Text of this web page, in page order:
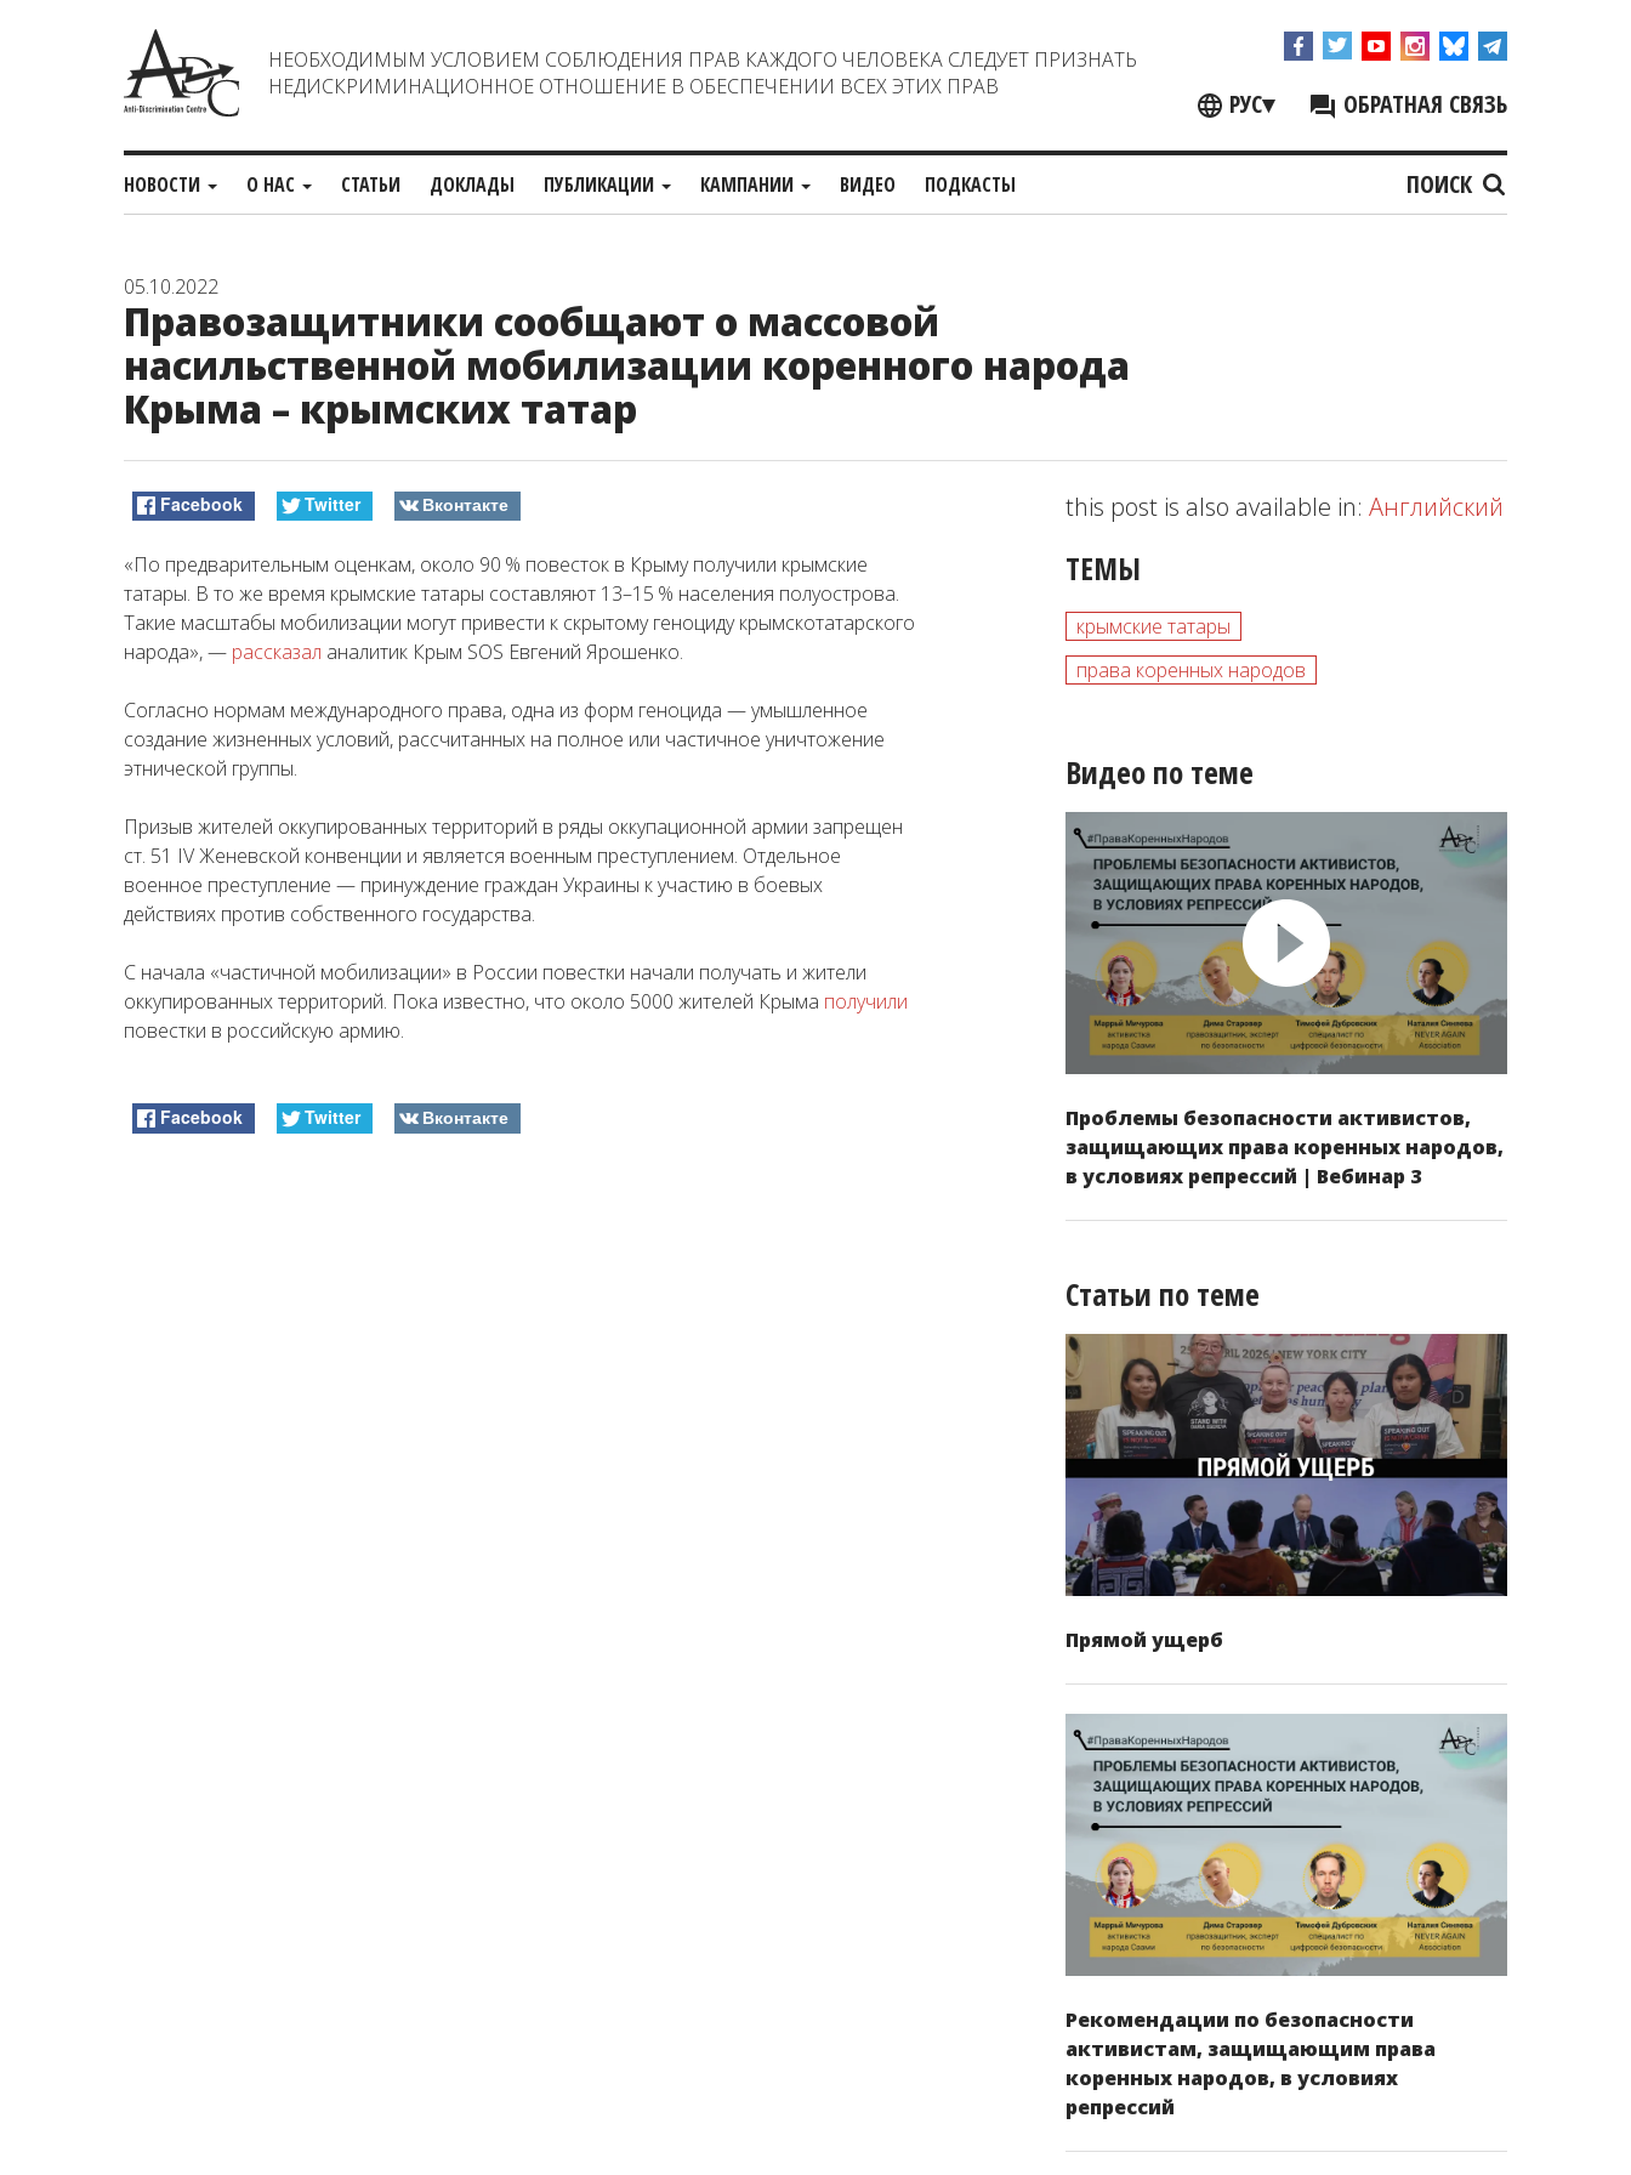
НЕОБХОДИМЫМ УСЛОВИЕМ СОБЛЮДЕНИЯ ПРАВ КАЖДОГО ЧЕЛОВЕКА СЛЕДУЕТ ПРИЗНАТЬ
НЕДИСКРИМИНАЦИОННОЕ ОТНОШЕНИЕ В ОБЕСПЕЧЕНИИ ВСЕХ ЭТИХ ПРАВ
РУС▾ ОБРАТНАЯ СВЯЗЬ
НОВОСТИ О НАС СТАТЬИ ДОКЛАДЫ ПУБЛИКАЦИИ КАМПАНИИ ВИДЕО ПОДКАСТЫ ПОИСК
05.10.2022
Правозащитники сообщают о массовой
насильственной мобилизации коренного народа
Крыма – крымских татар
Facebook Twitter Вконтакте
«По предварительным оценкам, около 90 % повесток в Крыму получили крымские
татары. В то же время крымские татары составляют 13–15 % населения полуострова.
Такие масштабы мобилизации могут привести к скрытому геноциду крымскотатарского
народа», — рассказал аналитик Крым SOS Евгений Ярошенко.
Согласно нормам международного права, одна из форм геноцида — умышленное
создание жизненных условий, рассчитанных на полное или частичное уничтожение
этнической группы.
Призыв жителей оккупированных территорий в ряды оккупационной армии запрещен
ст. 51 IV Женевской конвенции и является военным преступлением. Отдельное
военное преступление — принуждение граждан Украины к участию в боевых
действиях против собственного государства.
С начала «частичной мобилизации» в России повестки начали получать и жители
оккупированных территорий. Пока известно, что около 5000 жителей Крыма получили
повестки в российскую армию.
Facebook Twitter Вконтакте
this post is also available in: Английский
ТЕМЫ
крымские татары
права коренных народов
Видео по теме
Проблемы безопасности активистов,
защищающих права коренных народов,
в условиях репрессий | Вебинар 3
Статьи по теме
Прямой ущерб
Рекомендации по безопасности
активистам, защищающим права
коренных народов, в условиях
репрессий